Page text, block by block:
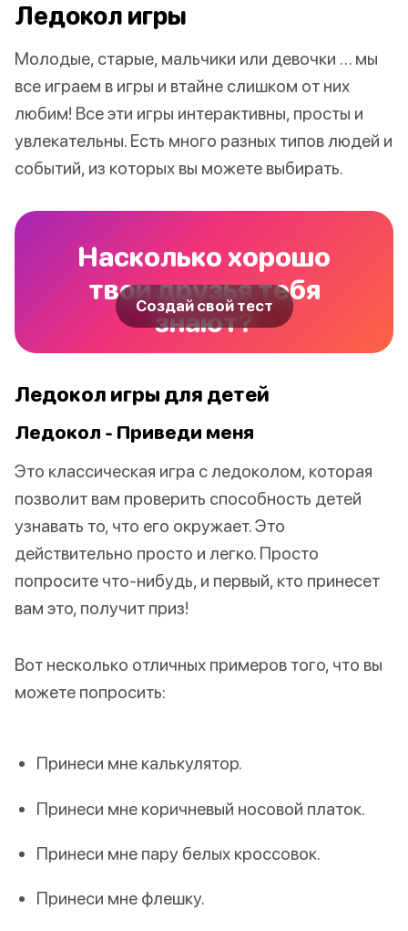
Ледокол игры
Молодые, старые, мальчики или девочки … мы
все играем в игры и втайне слишком от них
любим! Все эти игры интерактивны, просты и
увлекательны. Есть много разных типов людей и
событий, из которых вы можете выбирать.
Насколько хорошо
твои друзья тебя
знают?
Создай свой тест
Ледокол игры для детей
Ледокол - Приведи меня
Это классическая игра с ледоколом, которая
позволит вам проверить способность детей
узнавать то, что его окружает. Это
действительно просто и легко. Просто
попросите что-нибудь, и первый, кто принесет
вам это, получит приз!
Вот несколько отличных примеров того, что вы
можете попросить:
Принеси мне калькулятор.
Принеси мне коричневый носовой платок.
Принеси мне пару белых кроссовок.
Принеси мне флешку.